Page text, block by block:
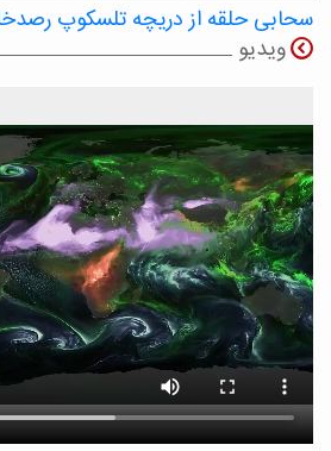
سحابی حلقه از دریچه تلسکوپ
ویدیو